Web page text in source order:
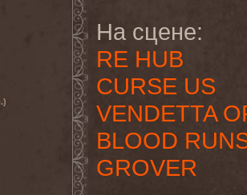
На сцене:
RE HUB
CURSE US
VENDETTA
BLOOD
GROVER